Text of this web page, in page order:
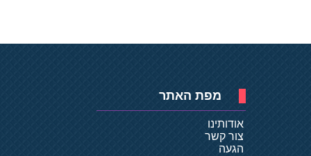
מפת האתר
אודותינו
צור קשר
הגעה